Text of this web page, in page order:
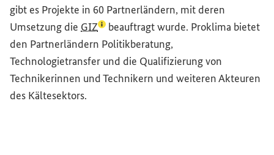
gibt es Projekte in 60 Partnerländern, mit deren
Umsetzung die GIZ(Lexikon-Eintrag zum Begriff aufrufen)
⁠beauftragt wurde. Proklima bietet
den Partnerländern Politikberatung,
Technologietransfer und die Qualifizierung von
Technikerinnen und Technikern und weiteren Akteuren
des Kältesektors.